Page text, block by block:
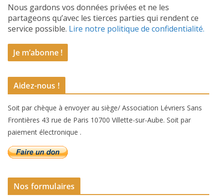
Nous gardons vos données privées et ne les
partageons qu’avec les tierces parties qui rendent ce
service possible. Lire notre politique de confidentialité.
Aidez-nous !
Soit par chèque à envoyer au siège/ Association Lévriers Sans
Frontières 43 rue de Paris 10700 Villette-sur-Aube. Soit par
paiement électronique .
Nos formulaires